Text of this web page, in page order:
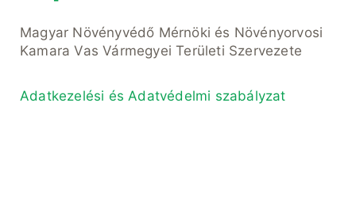
Magyar Növényvédő Mérnöki és Növényorvosi
Kamara Vas Vármegyei Területi Szervezete
Adatkezelési és Adatvédelmi szabályzat